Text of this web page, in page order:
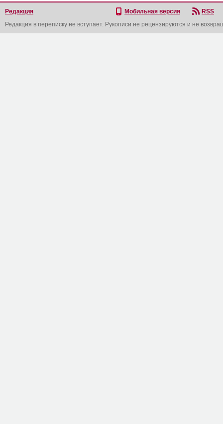
Редакция Мобильная версия
RSS
Редакция в переписку не вступает. Рукописи не рецензируются и не